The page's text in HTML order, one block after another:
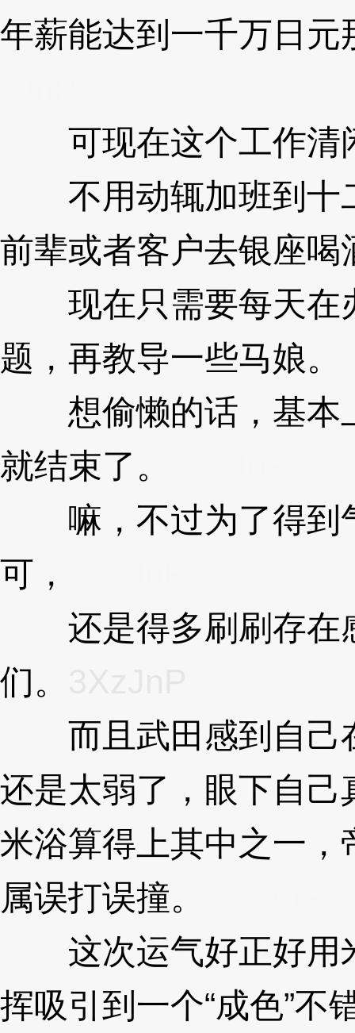
年薪能达到一千万日元
可现在这个工作清
不用动辄加班到十
前辈或者客户去银座喝
现在只需要每天在
题，再教导一些马娘。
想偷懒的话，基本
就结束了。
嘛，不过为了得到
可，
还是得多刷刷存在
们。
而且武田感到自己
还是太弱了，眼下自
米浴算得上其中之一
属误打误撞。
这次运气好正好用
挥吸引到一个“成色”不